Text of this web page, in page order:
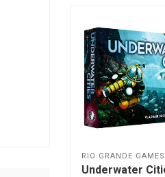
RIO GRANDE GAMES
Underwater